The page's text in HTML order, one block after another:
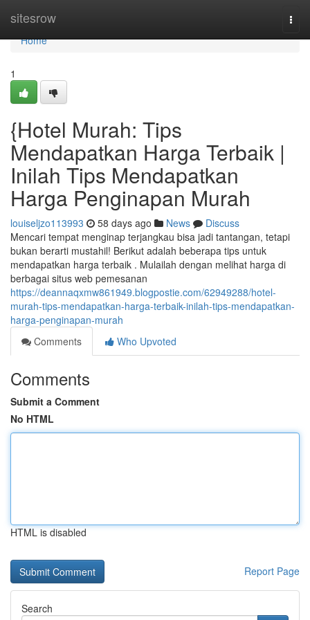
sitesrow
Home
Home
1
{Hotel Murah: Tips
Mendapatkan Harga Terbaik |
Inilah Tips Mendapatkan
Harga Penginapan Murah
louiseljzo113993 58 days ago News
Discuss
Mencari tempat menginap terjangkau bisa jadi tantangan, tetapi
bukan berarti mustahil! Berikut adalah beberapa tips untuk
mendapatkan harga terbaik . Mulailah dengan melihat harga di
berbagai situs web pemesanan
https://deannaqxmw861949.blogpostie.com/62949288/hotel-
murah-tips-mendapatkan-harga-terbaik-inilah-tips-mendapatkan-
harga-penginapan-murah
Comments
Who Upvoted
Comments
Submit a Comment
No HTML
HTML is disabled
Report Page
Search